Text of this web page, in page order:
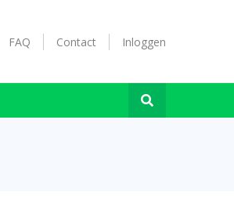
FAQ Contact Inloggen